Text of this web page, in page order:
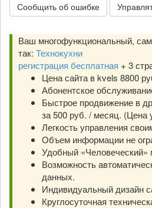
Сообщить об ошибке
Ваш многофункциональный,
так: Технокухни
регистрация бесплатная + 3
Цена сайта в kvels 8800
Абонентское
Быстрое продвижение в
за 500 руб. / месяц. (Цена
Легкость управления
Объем информации не
Удобный «Человеческий»
Возможность
данных.
Индивидуальный дизайн
Круглосуточная